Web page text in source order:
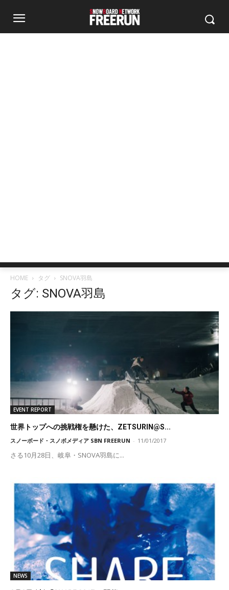
HOME タグ SNOVA羽島
タグ: SNOVA羽島
EVENT REPORT
世界トップへの挑戦権を懸けた、ZETSURIN@S...
スノーボード・スノボメディア SBN FREERUN - 11/01/2017
さる10月28日、岐阜・SNOVA羽島に...
NEWS